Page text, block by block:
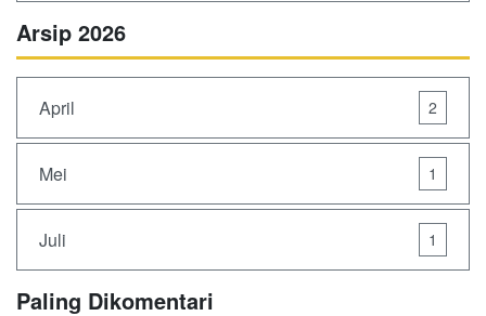
Arsip 2026
April 2
Mei 1
Juli 1
Paling Dikomentari